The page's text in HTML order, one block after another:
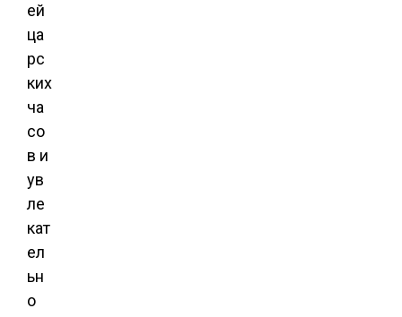
ей
ца
рс
ких
ча
со
в и
ув
ле
кат
ел
ьн
о